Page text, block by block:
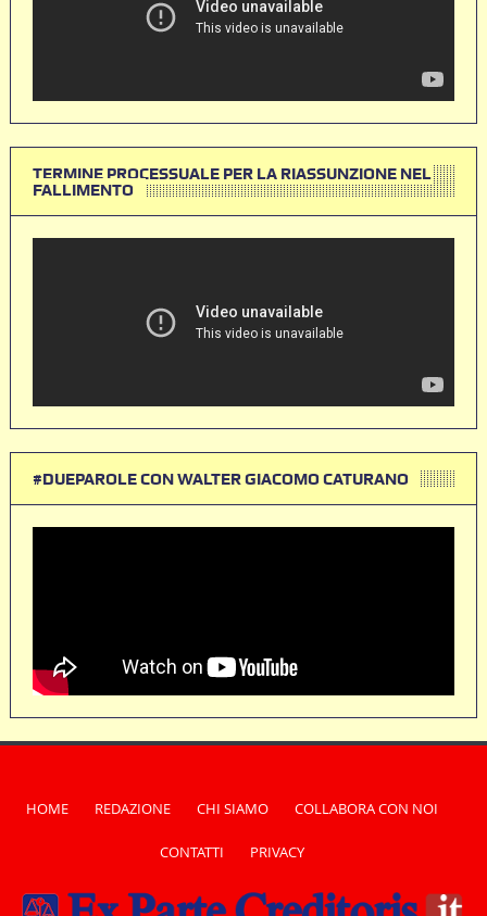
TERMINE PROCESSUALE PER LA RIASSUNZIONE NEL
FALLIMENTO
#DUEPAROLE CON WALTER GIACOMO CATURANO
HOME REDAZIONE CHI SIAMO COLLABORA CON NOI
CONTATTI PRIVACY